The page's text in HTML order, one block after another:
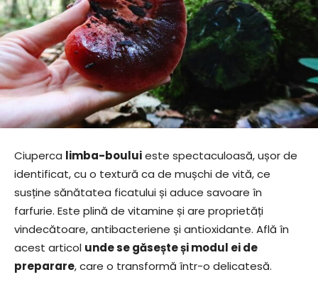
Ciuperca limba-bouluieste spectaculoasă, ușor de
identificat, cu o textură ca de mușchi de vită, ce
susține sănătatea ficatului și aduce savoare în
farfurie. Este plină de vitamine și are proprietăți
vindecătoare, antibacteriene și antioxidante. Află în
acest articol unde se găsește și modul ei de
preparare, care o transformă într-o delicatesă.